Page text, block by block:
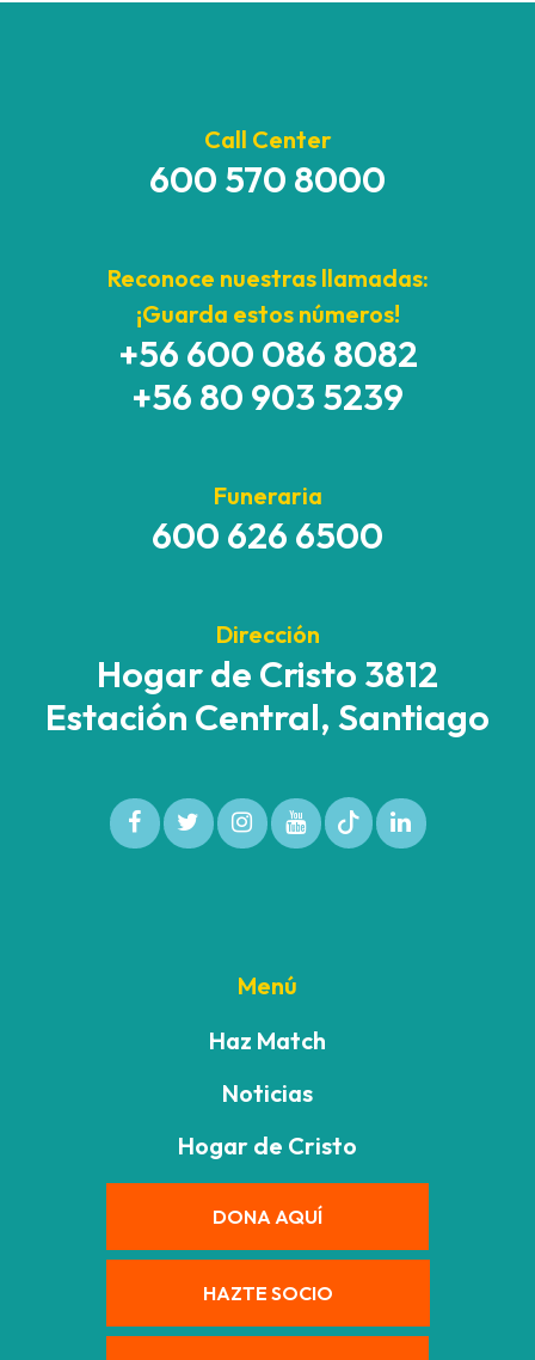
Call Center
600 570 8000
Reconoce nuestras llamadas:
¡Guarda estos números!
+56 600 086 8082
+56 80 903 5239
Funeraria
600 626 6500
Dirección
Hogar de Cristo 3812
Estación Central, Santiago
Menú
Haz Match
Noticias
Hogar de Cristo
DONA AQUÍ
HAZTE SOCIO